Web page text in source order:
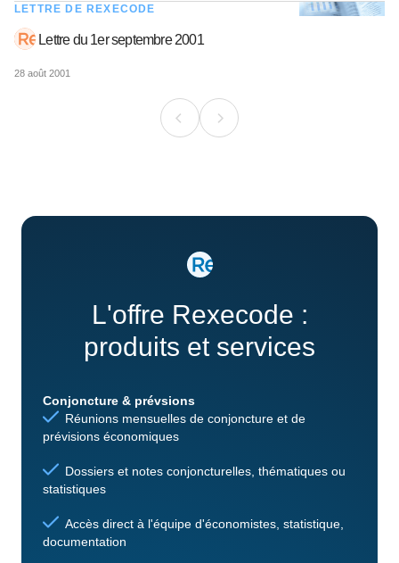
LETTRE DE REXECODE
Lettre du 1er septembre 2001
28 août 2001
L'offre Rexecode :
produits et services
Conjoncture & prévsions
Réunions mensuelles de conjoncture et de
prévisions économiques
Dossiers et notes conjoncturelles, thématiques ou
statistiques
Accès direct à l'équipe d'économistes, statistique,
documentation